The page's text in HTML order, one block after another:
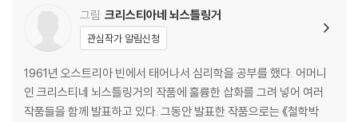
그림 크리스티아네 뇌스틀링거
관심작가 알림신청
1961년 오스트리아 빈에서 태어나서 심리학을 공부를 했다. 어머니
인 크리스티네 뇌스틀링거의 작품에 훌륭한 삽화를 그려 넣어 여러
작품들을 함께 발표하고 있다. 그동안 발표한 작품으로는 《철학박